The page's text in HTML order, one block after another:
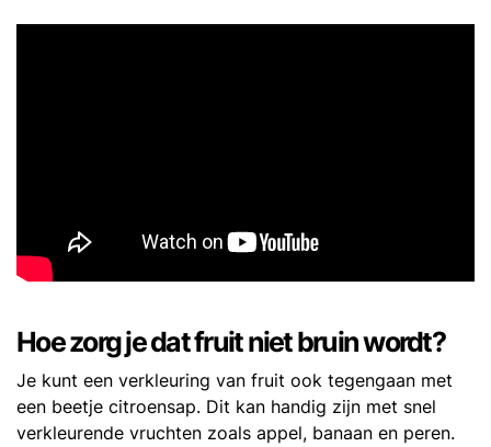
Hoe zorg je dat fruit niet bruin wordt?
Je kunt een verkleuring van fruit ook tegengaan met
een beetje citroensap. Dit kan handig zijn met snel
verkleurende vruchten zoals appel, banaan en peren.